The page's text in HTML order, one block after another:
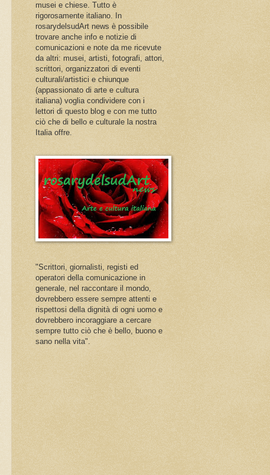
musei e chiese. Tutto è
rigorosamente italiano. In
rosarydelsudArt news è possibile
trovare anche info e notizie di
comunicazioni e note da me ricevute
da altri: musei, artisti, fotografi, attori,
scrittori, organizzatori di eventi
culturali/artistici e chiunque
(appassionato di arte e cultura
italiana) voglia condividere con i
lettori di questo blog e con me tutto
ciò che di bello e culturale la nostra
Italia offre.
"Scrittori, giornalisti, registi ed
operatori della comunicazione in
generale, nel raccontare il mondo,
dovrebbero essere sempre attenti e
rispettosi della dignità di ogni uomo e
dovrebbero incoraggiare a cercare
sempre tutto ciò che è bello, buono e
sano nella vita".